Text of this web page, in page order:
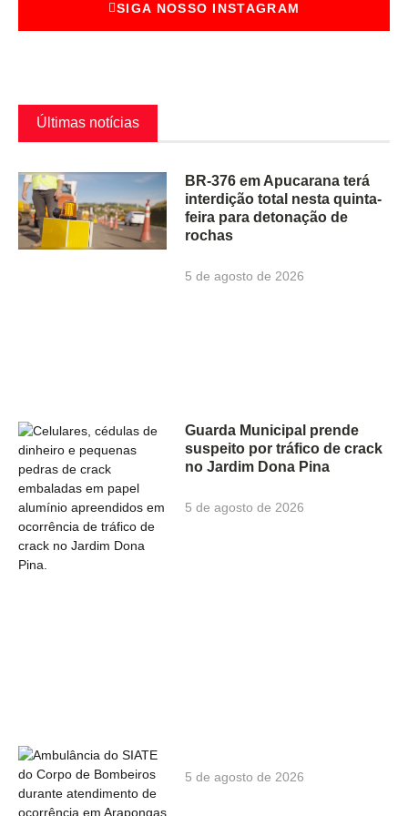
SIGA NOSSO INSTAGRAM
Últimas notícias
BR-376 em Apucarana terá
interdição total nesta quinta-
feira para detonação de
rochas
5 de agosto de 2026
Guarda Municipal prende
suspeito por tráfico de crack
no Jardim Dona Pina
5 de agosto de 2026
5 de agosto de 2026